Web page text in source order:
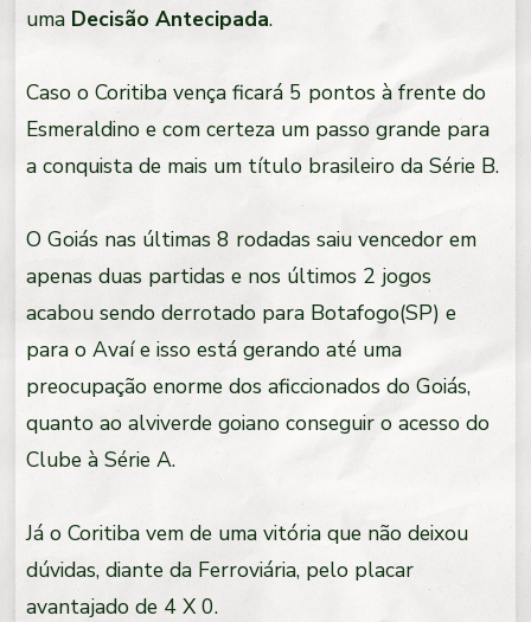
uma Decisão Antecipada.
Caso o Coritiba vença ficará 5 pontos à frente do
Esmeraldino e com certeza um passo grande para
a conquista de mais um título brasileiro da Série B.
O Goiás nas últimas 8 rodadas saiu vencedor em
apenas duas partidas e nos últimos 2 jogos
acabou sendo derrotado para Botafogo(SP) e
para o Avaí e isso está gerando até uma
preocupação enorme dos aficcionados do Goiás,
quanto ao alviverde goiano conseguir o acesso do
Clube à Série A.
Já o Coritiba vem de uma vitória que não deixou
dúvidas, diante da Ferroviária, pelo placar
avantajado de 4 X 0.